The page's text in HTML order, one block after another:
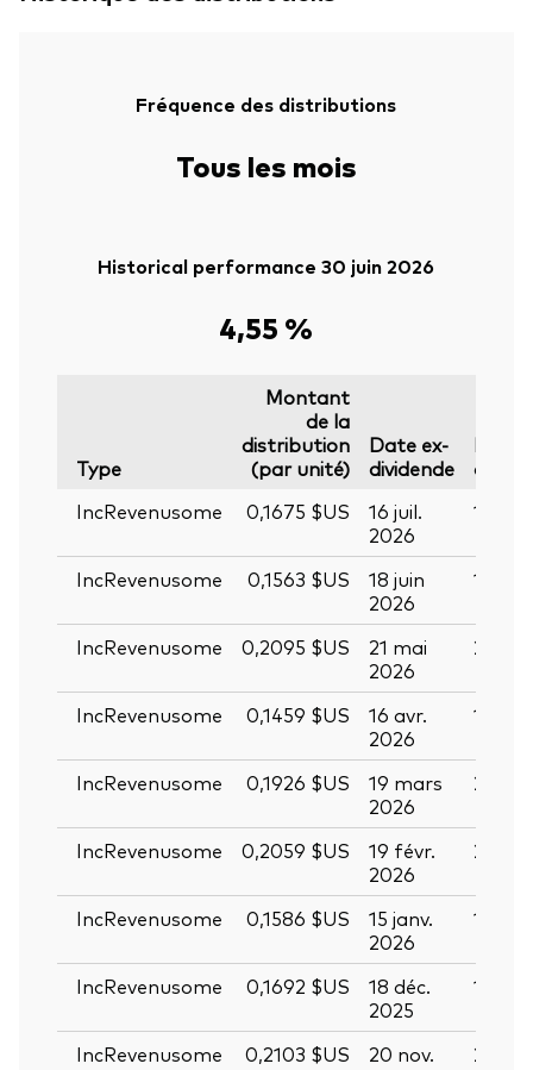
Retour en
Fréquence des distributions
Tous les mois
Historical performance 30 juin 2026
4,55 %
Type
Montant
de la
distribution
(par unité)
Date ex-
dividende
Date
IncRevenusome
0,1675 $US
16 juil.
2026
17
IncRevenusome 0,1563 $US
18 juin
2026
19
IncRevenusome 0,2095 $US
21 mai
2026
22
IncRevenusome 0,1459 $US
16 avr.
2026
17
IncRevenusome 0,1926 $US
19 mars
2026
20
IncRevenusome 0,2059 $US
19 févr.
2026
20
IncRevenusome 0,1586 $US
15 janv.
2026
16
IncRevenusome 0,1692 $US
18 déc.
2025
19
IncRevenusome 0,2103 $US
20 nov.
21